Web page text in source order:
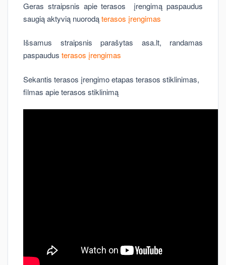
Geras straipsnis apie terasos įrengimą paspaudus
saugią aktyvią nuorodąterasos įrengimas
Išsamus straipsnis parašytas asa.lt, randamas
paspaudus terasos įrengimas
Sekantis terasos įrengimo etapas terasos stiklinimas,
filmas apie terasos stiklinimą